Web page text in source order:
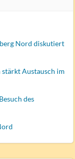
Nord diskutiert
stärkt Austausch im
des